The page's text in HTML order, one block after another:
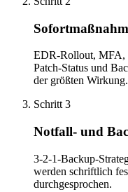
EDR-Rollout,
Patch-Status und
der größten Wirkung.
Schritt 3
Notfall- und
3-2-1-Backup-
werden schriftlich
durchgesprochen.